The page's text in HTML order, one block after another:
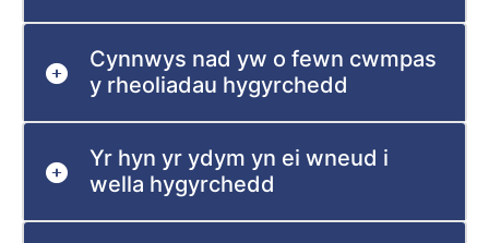
Cynnwys nad yw o fewn cwmpas
y rheoliadau hygyrchedd
Yr hyn yr ydym yn ei wneud i
wella hygyrchedd